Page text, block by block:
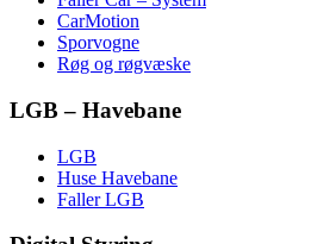
CarMotion
Sporvogne
Røg og røgvæske
LGB – Havebane
LGB
Huse Havebane
Faller LGB